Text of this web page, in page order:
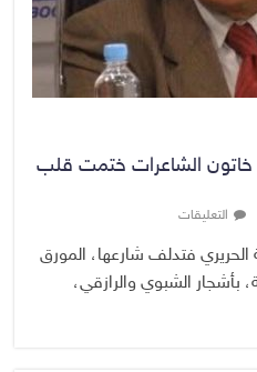
خاتون الشاعرات ختمت قلب
التعليقات
فتدلف شارعها، المورق
بأشجار الشبوي والرازقي،